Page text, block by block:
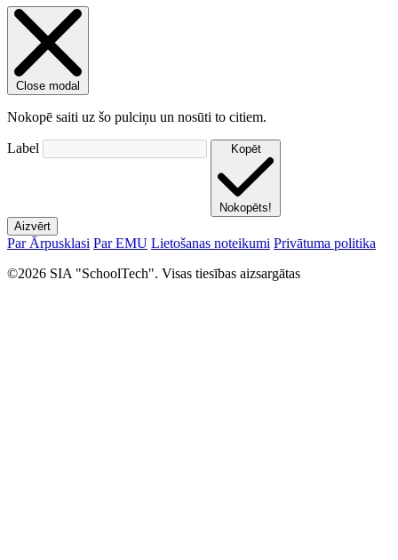
Close modal
Nokopē saiti uz šo pulciņu un nosūti to citiem.
Label Kopēt
Nokopēts!
Aizvērt
Par Ārpusklasi Par EMU Lietošanas noteikumi Privātuma politika
©2026 SIA "SchoolTech". Visas tiesības aizsargātas